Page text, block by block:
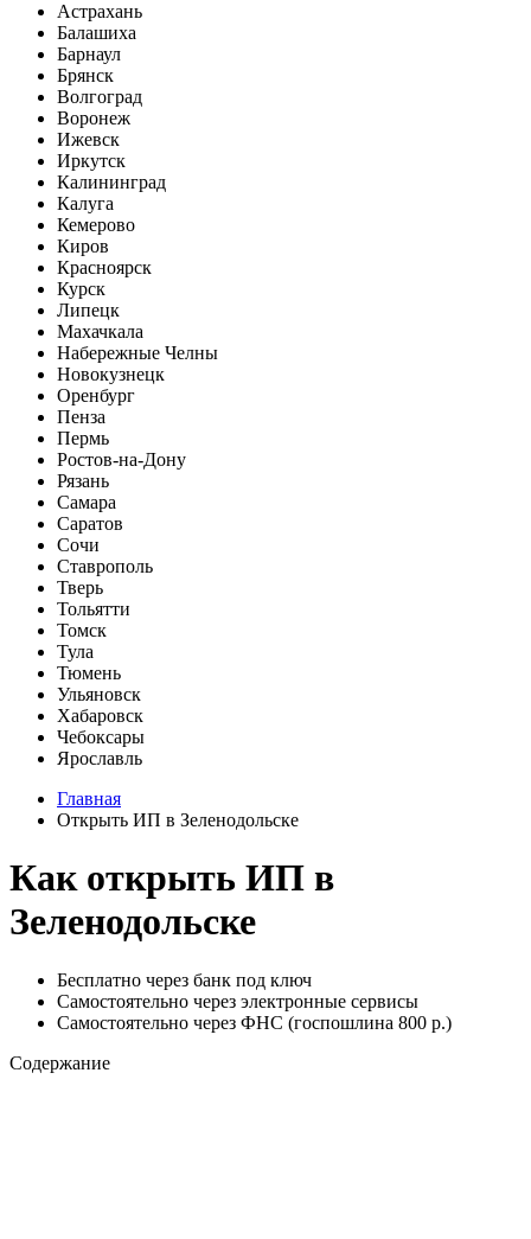
Астрахань
Балашиха
Барнаул
Брянск
Волгоград
Воронеж
Ижевск
Иркутск
Калининград
Калуга
Кемерово
Киров
Красноярск
Курск
Липецк
Махачкала
Набережные Челны
Новокузнецк
Оренбург
Пенза
Пермь
Ростов-на-Дону
Рязань
Самара
Саратов
Сочи
Ставрополь
Тверь
Тольятти
Томск
Тула
Тюмень
Ульяновск
Хабаровск
Чебоксары
Ярославль
Главная
Открыть ИП в Зеленодольске
Как открыть ИП в
Зеленодольске
Бесплатно через банк под ключ
Самостоятельно через электронные сервисы
Самостоятельно через ФНС (госпошлина 800 р.)
Содержание